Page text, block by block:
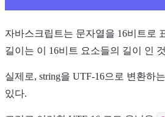
자바스크립트는 문자열을 16비트로
길이는 이 16비트 요소들의 길이 인
실제로, string을 UTF-16으로 변환하
있다.